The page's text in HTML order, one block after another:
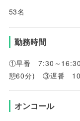
53名
勤務時間
①早番 7:30～
憩60分) ③遅番
オンコール